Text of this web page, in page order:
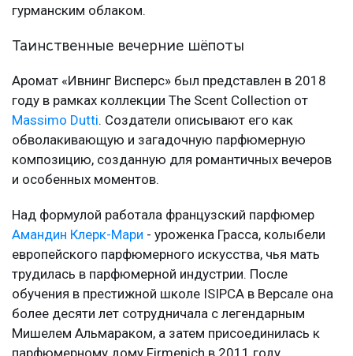
гурманским облаком.
Таинственные вечерние шёпоты
Аромат «Ивнинг Висперс» был представлен в 2018
году в рамках коллекции The Scent Collection от
Massimo Dutti. Создатели описывают его как
обволакивающую и загадочную парфюмерную
композицию, созданную для романтичных вечеров
и особенных моментов.
Над формулой работала французский парфюмер
Амандин Клерк-Мари - уроженка Грасса, колыбели
европейского парфюмерного искусства, чья мать
трудилась в парфюмерной индустрии. После
обучения в престижной школе ISIPCA в Версале она
более десяти лет сотрудничала с легендарным
Мишелем Альмараком, а затем присоединилась к